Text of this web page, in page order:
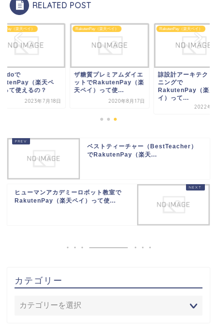
RELATED POST
（楽天ペイ）
で
（楽天ペ
って使えるの？
2023年7月18日
RakutenPay（楽天ペイ）
ザ糖質プレミアムダイエ
ットでRakutenPay（楽
天ペイ）って使...
2020年8月17日
RakutenPay（楽天ペイ）
諒設計アーキテクト
ニングで
RakutenPay（楽天
イ）って...
2022年3
ベストティーチャー（BestTeacher）
でRakutenPay（楽天...
ヒューマンアカデミーロボット教室で
RakutenPay（楽天ペイ）って使...
カテゴリー